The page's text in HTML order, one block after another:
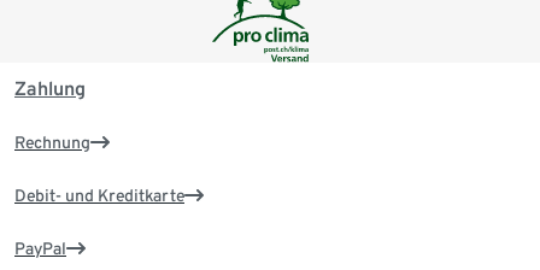
Zahlung
Rechnung
Debit- und Kreditkarte
PayPal